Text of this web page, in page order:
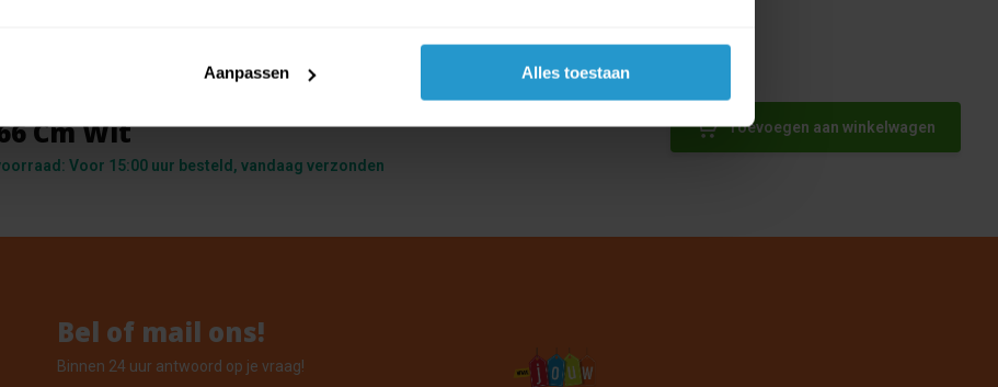
Aanpassen Alles toestaan
Folieballon Day Of The Dead Skeleton
Cm Wit
Voor 15:00 uur besteld, vandaag verzonden
Toevoegen aan winkelwagen
Bel of mail ons!
Binnen 24 uur antwoord op je vraag!